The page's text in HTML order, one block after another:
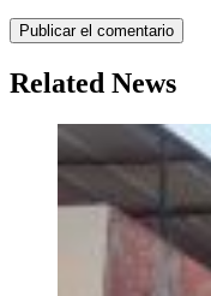
Related News